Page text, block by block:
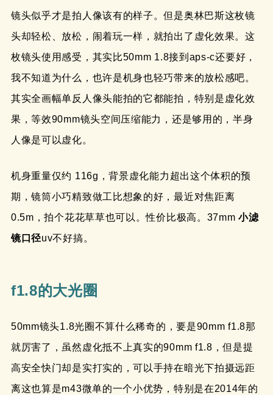
镜头似乎才是拍人像该有的样子。但是奥林巴斯这枚镜
头却轻松、放松，闹着玩一样，就拍出了虚化效果。这
枚镜头使用感受，其实比50mm 1.8接到aps-c还要好，
我不知道为什么，也许是机身也轻巧带来的放松感吧。
其实全画幅单反人像头能拍的它都能拍，特别是虚化效
果，等效90mm镜头空间压缩能力，还是够用的，半身
人像是可以虚化。
机身重量仅约 116g，背景虚化能力超出这个体积的预
期，镜筒小巧精致做工比想象的好，最近对焦距离
0.5m，拍个花花草草也可以。性价比极高。37mm 小滤
镜口径uv不好搞。
f1.8的大光圈
50mm镜头1.8光圈不算什么稀奇的，要是90mm f1.8那
就厉害了，虽然虚化抵不上真实的90mm f1.8，但是提
高安全快门却是实打实的，可以手持在暗光下拍摄远距
离这也算是m43微单的一个小优势，特别是在2014年的